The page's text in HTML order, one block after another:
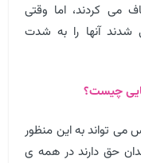
می کردند، اما وقتی
شدند آنها را به شدت
تواند به این منظور
حق دارند در همه ی